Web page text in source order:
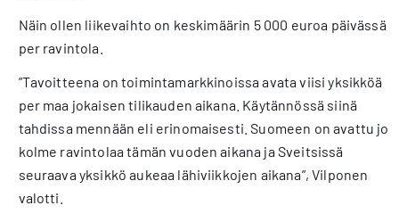
Näin ollen liikevaihto on keskimäärin 5 000 euroa päivässä
per ravintola.
”Tavoitteena on toimintamarkkinoissa avata viisi yksikköä
per maa jokaisen tilikauden aikana. Käytännössä siinä
tahdissa mennään eli erinomaisesti. Suomeen on avattu jo
kolme ravintolaa tämän vuoden aikana ja Sveitsissä
seuraava yksikkö aukeaa lähiviikkojen aikana”, Vilponen
valotti.